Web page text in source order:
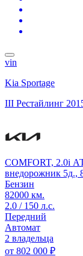
vin
Kia Sportage
III Рестайлинг
COMFORT, 2.0i
внедорожник 5д.,
Бензин
82000 км.
2.0 / 150 л.с.
Передний
Автомат
2 владельца
от 802 000 ₽